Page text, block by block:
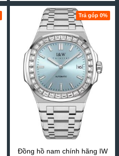
Trả góp 0%
Đồng hồ nam chính hãng IW